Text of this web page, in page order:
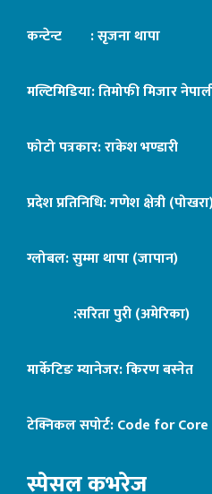
कन्टेन्ट : सृजना थापा
मल्टिमिडिया: तिमोफी मिजार
फोटो पत्रकार: राकेश भण्डारी
प्रदेश प्रतिनिधि: गणेश क्षेत्री
ग्लोबल: सुम्मा थापा (जापान)
:सरिता पुरी (अमेरिका)
मार्केटिङ म्यानेजर: किरण बस्नेत
टेक्निकल सपोर्ट:Code for
स्पेसल कभरेज